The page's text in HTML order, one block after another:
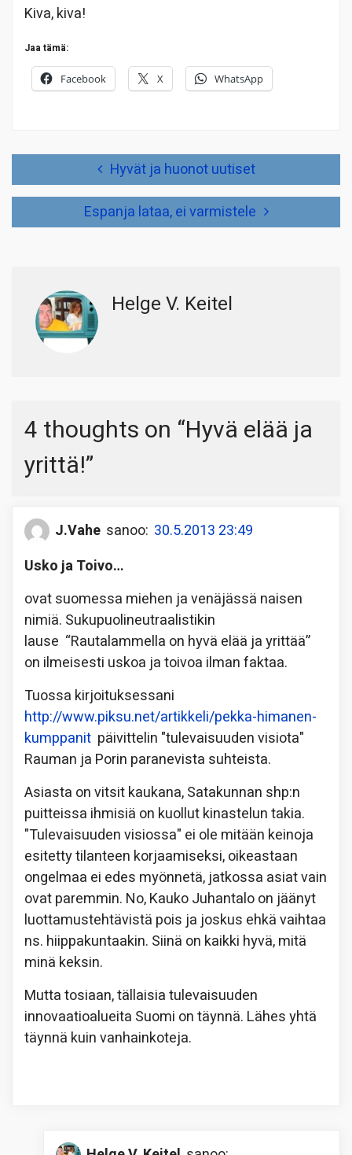
Kiva, kiva!
Jaa tämä:
Facebook X WhatsApp
Hyvät ja huonot uutiset
Espanja lataa, ei varmistele
Helge V. Keitel
4 thoughts on “Hyvä elää ja
yrittä!”
J.Vahe sanoo: 30.5.2013 23:49
Usko ja Toivo…
ovat suomessa miehen ja venäjässä naisen
nimiä. Sukupuolineutraalistikin
lause “Rautalammella on hyvä elää ja yrittää”
on ilmeisesti uskoa ja toivoa ilman faktaa.
Tuossa kirjoituksessani
http://www.piksu.net/artikkeli/pekka-himanen-
kumppanit päivittelin "tulevaisuuden visiota"
Rauman ja Porin paranevista suhteista.
Asiasta on vitsit kaukana, Satakunnan shp:n
puitteissa ihmisiä on kuollut kinastelun takia.
"Tulevaisuuden visiossa" ei ole mitään keinoja
esitetty tilanteen korjaamiseksi, oikeastaan
ongelmaa ei edes myönnetä, jatkossa asiat vain
ovat paremmin. No, Kauko Juhantalo on jäänyt
luottamustehtävistä pois ja joskus ehkä vaihtaa
ns. hiippakuntaakin. Siinä on kaikki hyvä, mitä
minä keksin.
Mutta tosiaan, tällaisia tulevaisuuden
innovaatioalueita Suomi on täynnä. Lähes yhtä
täynnä kuin vanhainkoteja.